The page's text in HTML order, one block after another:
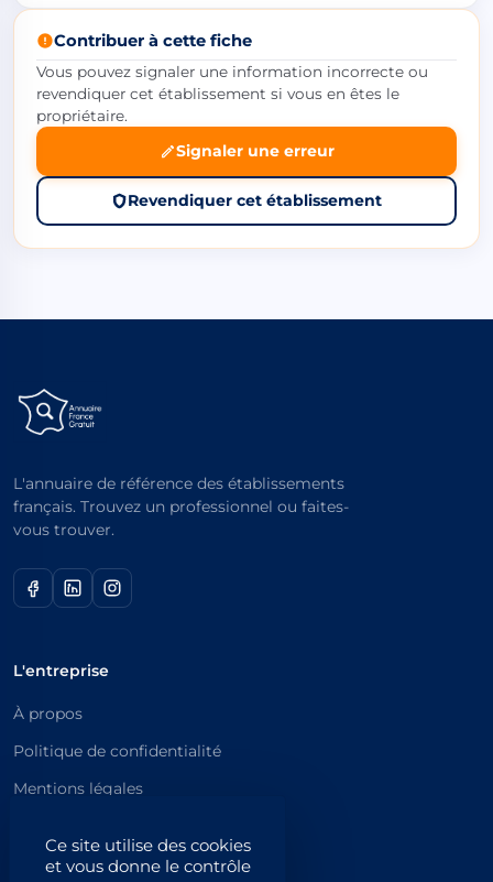
Ce site utilise des cookies
et vous donne le contrôle
Contribuer à cette fiche
Vous pouvez signaler une information incorrecte ou
revendiquer cet établissement si vous en êtes le
propriétaire.
Signaler une erreur
Revendiquer cet établissement
L'annuaire de référence des établissements
français. Trouvez un professionnel ou faites-
vous trouver.
L'entreprise
À propos
Politique de confidentialité
Mentions légales
Catégories principales